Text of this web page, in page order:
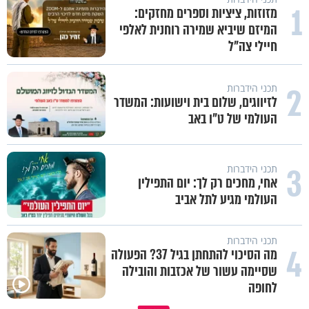
1
מזוזות, ציציות וספרים מחזקים:
המיזם שיביא שמירה רוחנית לאלפי
חיילי צה"ל
2 תכני הידברות
לזיווגים, שלום בית וישועות: המשדר
העולמי של ט"ו באב
3 תכני הידברות
אחי, מחכים רק לך: יום התפילין
העולמי מגיע לתל אביב
4 תכני הידברות
מה הסיכוי להתחתן בגיל 37? הפעולה
שסיימה עשור של אכזבות והובילה
לחופה
באיזה ארץ לומדים יותר גמרא בדרום